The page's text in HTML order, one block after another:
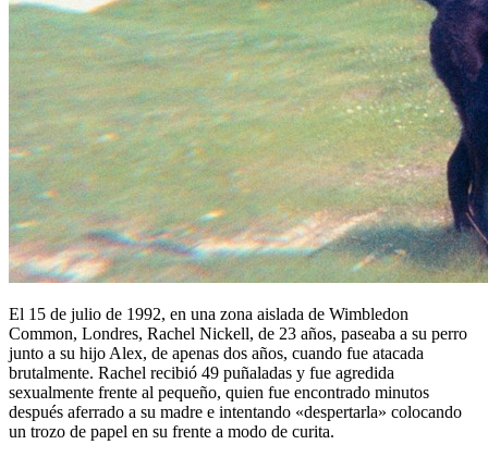
El 15 de julio de 1992, en una zona aislada de Wimbledon
Common, Londres, Rachel Nickell, de 23 años, paseaba a su perro
junto a su hijo Alex, de apenas dos años, cuando fue atacada
brutalmente. Rachel recibió 49 puñaladas y fue agredida
sexualmente frente al pequeño, quien fue encontrado minutos
después aferrado a su madre e intentando «despertarla» colocando
un trozo de papel en su frente a modo de curita.